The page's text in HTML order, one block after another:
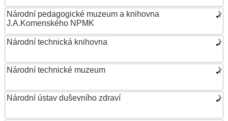
Národní pedagogické muzeum a knihovna
J.A.Komenského NPMK
Národní technická knihovna
Národní technické muzeum
Národní ústav duševního zdraví